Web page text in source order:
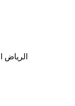
الرياض